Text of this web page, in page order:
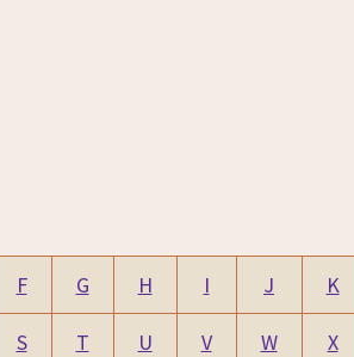
F G H I J K
S T U V W X